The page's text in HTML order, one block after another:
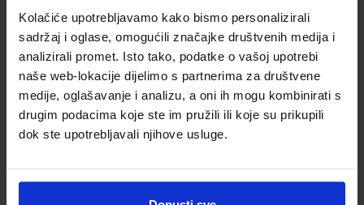
Kolačiće upotrebljavamo kako bismo personalizirali
sadržaj i oglase, omogućili značajke društvenih medija i
analizirali promet. Isto tako, podatke o vašoj upotrebi
naše web-lokacije dijelimo s partnerima za društvene
medije, oglašavanje i analizu, a oni ih mogu kombinirati s
drugim podacima koje ste im pružili ili koje su prikupili
dok ste upotrebljavali njihove usluge.
Nastavni predmet
HRVATSKI JEZIK
Reg br min
6839-DOM